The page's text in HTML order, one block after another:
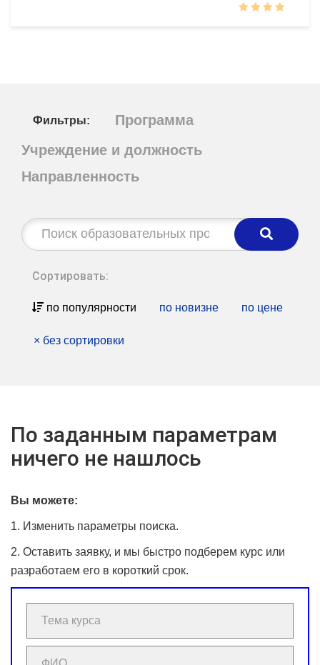
Фильтры:
Программа
Учреждение и должность
Направленность
Строка
поиска:
Сортировать:
по популярности по новизне по цене
× без сортировки
По заданным параметрам
ничего не нашлось
Вы можете:
1. Изменить параметры поиска.
2. Оставить заявку, и мы быстро подберем курс или
разработаем его в короткий срок.